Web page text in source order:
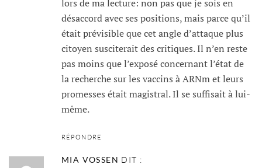
lors de ma lecture: non pas que je sois en
désaccord avec ses positions, mais parce qu’il
était prévisible que cet angle d’attaque plus
citoyen susciterait des critiques. Il n’en reste
pas moins que l’exposé concernant l’état de
la recherche sur les vaccins à ARNm et leurs
promesses était magistral. Il se suffisait à lui-
même.
RÉPONDRE
MIA VOSSEN DIT :